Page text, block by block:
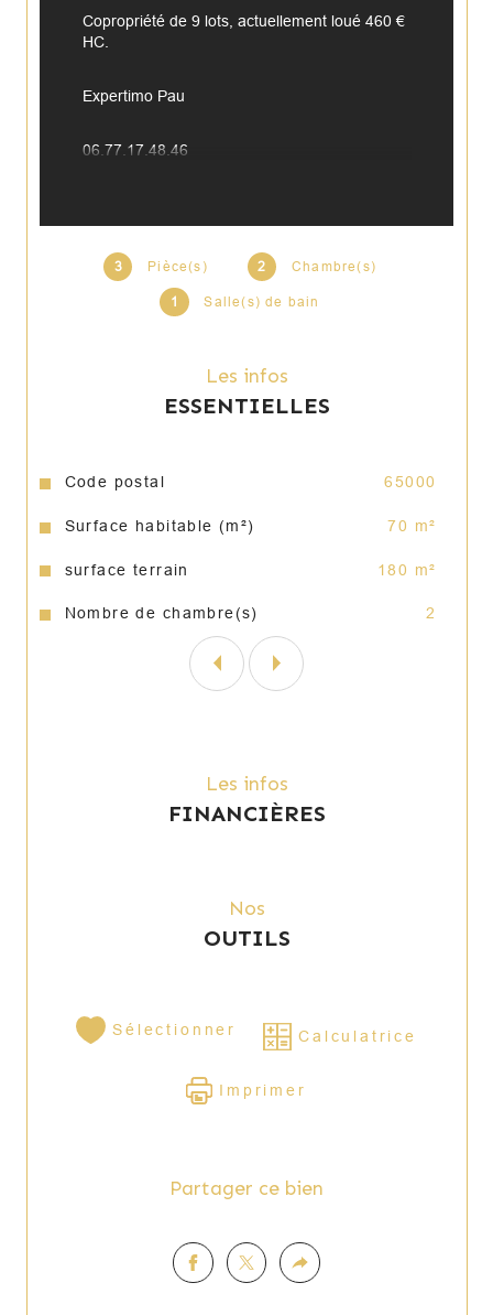
3 Pièce(s) 2 Chambre(s)
1 Salle(s) de bain
Les infos
ESSENTIELLES
Caractéristiques Valeurs
Code postal 65000
Surface habitable (m²) 70 m²
surface terrain 180 m²
Nombre de chambre(s) 2
Copropriété de 9 lots, actuellement loué 460 €
HC.
Expertimo Pau
06.77.17.48.46
Annonce proposée par un agent commercial
Les infos
FINANCIÈRES
Nos
OUTILS
Sélectionner Calculatrice
Imprimer
Partager ce bien